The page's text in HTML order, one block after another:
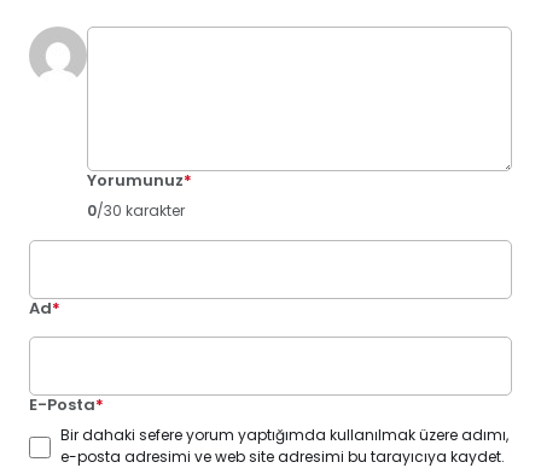
Yorumunuz*
0/30 karakter
Ad*
E-Posta*
Bir dahaki sefere yorum yaptığımda kullanılmak üzere adımı,
e-posta adresimi ve web site adresimi bu tarayıcıya kaydet.